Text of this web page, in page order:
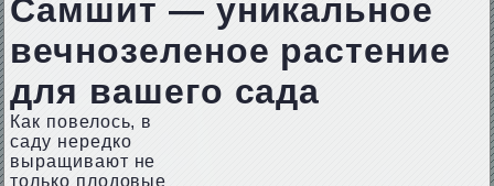
Самшит — уникальное
вечнозеленое растение
для вашего сада
Как повелось, в
саду нередко
выращивают не
только плодовые